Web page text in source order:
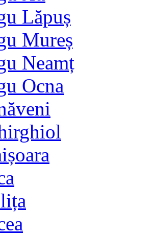
Lăpuș
Mureș
Neamț
Ocna